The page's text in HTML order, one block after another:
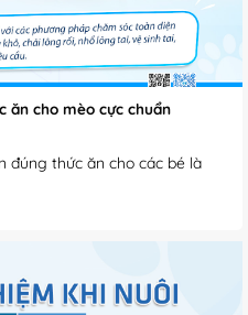
ăn cho mèo cực chuẩn
đúng thức ăn cho các bé là